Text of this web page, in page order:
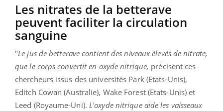
Les nitrates de la betterave
peuvent faciliter la circulation
sanguine
"Le jus de betterave contient des niveaux élevés de nitrate,
que le corps convertit en oxyde nitrique, précisent ces
chercheurs issus des universités Park (Etats-Unis),
Editch Cowan (Australie), Wake Forest (Etats-Unis) et
Leed (Royaume-Uni). L'oxyde nitrique aide les vaisseaux